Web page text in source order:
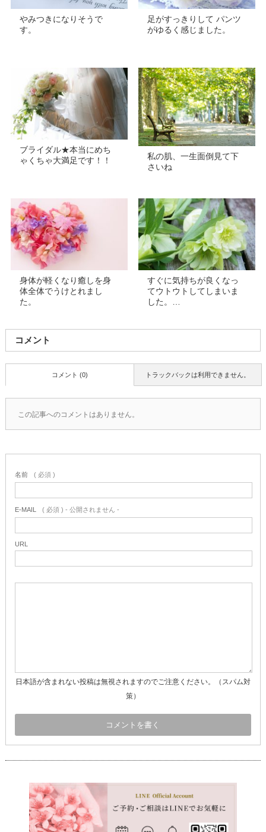
やみつきになりそうで
す。
足がすっきりして パンツ
がゆるく感じました。
ブライダル★本当にめち
ゃくちゃ大満足です！！
私の肌、一生面倒見て下
さいね
身体が軽くなり癒しを身
体全体でうけとれまし
た。
すぐに気持ちが良くなっ
てウトウトしてしまいま
した。…
コメント
トラックバックは利用できません。
コメント (0)
この記事へのコメントはありません。
名前 ( 必須 )
E-MAIL ( 必須 ) - 公開されません -
URL
日本語が含まれない投稿は無視されますのでご注意ください。（スパム対
策）